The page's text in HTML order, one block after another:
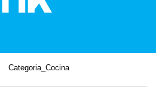
Categoria_Cocina